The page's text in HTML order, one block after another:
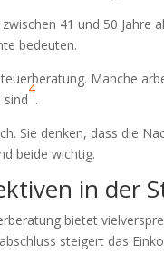
41 und 50 Jahre
bedeuten.
Manche
sind
4
.
Sie denken, dass die
beide wichtig.
in der
bietet
steigert das